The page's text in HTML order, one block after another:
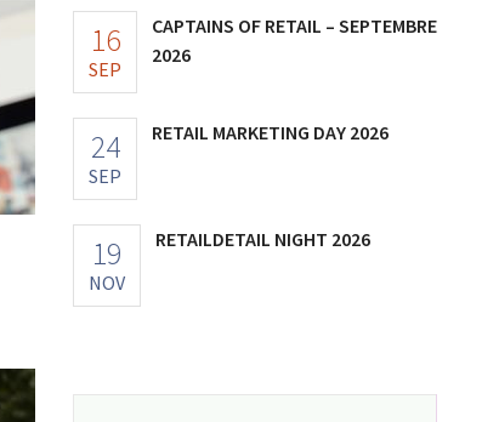
16
SEP
CAPTAINS OF RETAIL – SEPTEMBRE
2026
24
SEP
RETAIL MARKETING DAY 2026
19
NOV
RETAILDETAIL NIGHT 2026